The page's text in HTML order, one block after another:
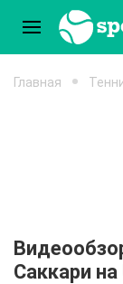
Главная
Саккари на